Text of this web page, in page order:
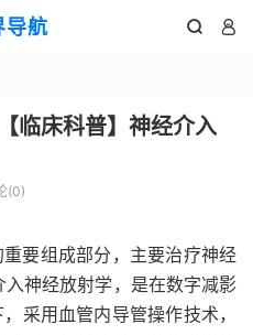
导航  
临床科普】神经介入
(0)
要组成部分，主要治疗神经
神经放射学，是在数字减影
采用血管内导管操作技术，